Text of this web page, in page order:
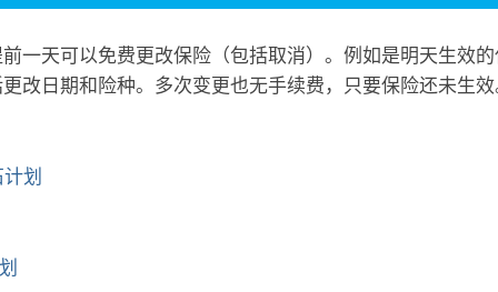
一天可以免费更改保险（包括取消）。例如是明天生效
改日期和险种。多次变更也无手续费，只要保险还未生
划